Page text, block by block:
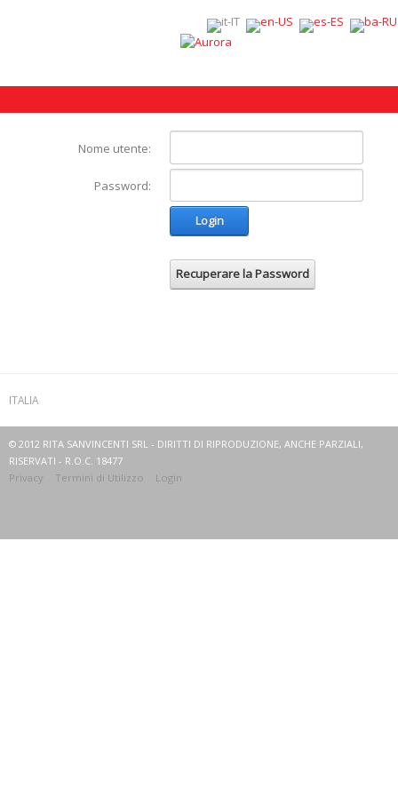
Nome utente:
Password:
Login
Recuperare la Password
ITALIA
© 2012 RITA SANVINCENTI SRL - DIRITTI DI RIPRODUZIONE, ANCHE PARZIALI,
RISERVATI - R.O.C. 18477
Privacy
Termini di Utilizzo Login